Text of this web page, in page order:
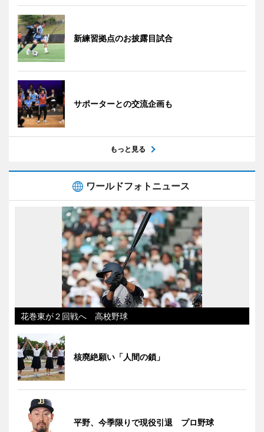
新練習拠点のお披露目試合
サポーターとの交流企画も
もっと見る
ワールドフォトニュース
花巻東が２回戦へ 高校野球
核廃絶願い「人間の鎖」
平野、今季限りで現役引退 プロ野球